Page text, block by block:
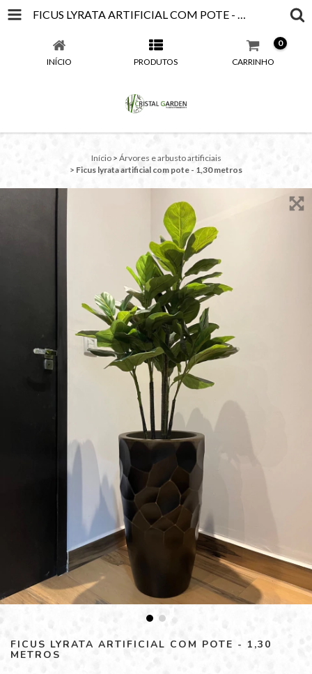
FICUS LYRATA ARTIFICIAL COM POTE - 1,30 METROS
INÍCIO PRODUTOS CARRINHO
0
Início > Árvores e arbusto artificiais
> Ficus lyrata artificial com pote - 1,30 metros
FICUS LYRATA ARTIFICIAL COM POTE - 1,30
METROS